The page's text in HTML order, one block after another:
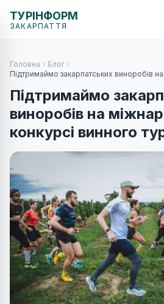
ТУРІНФОРМ
ЗАКАРПАТТЯ
Головна
Блог
Підтримаймо закарпатських виноробів
Підтримаймо
виноробів на
конкурсі винного